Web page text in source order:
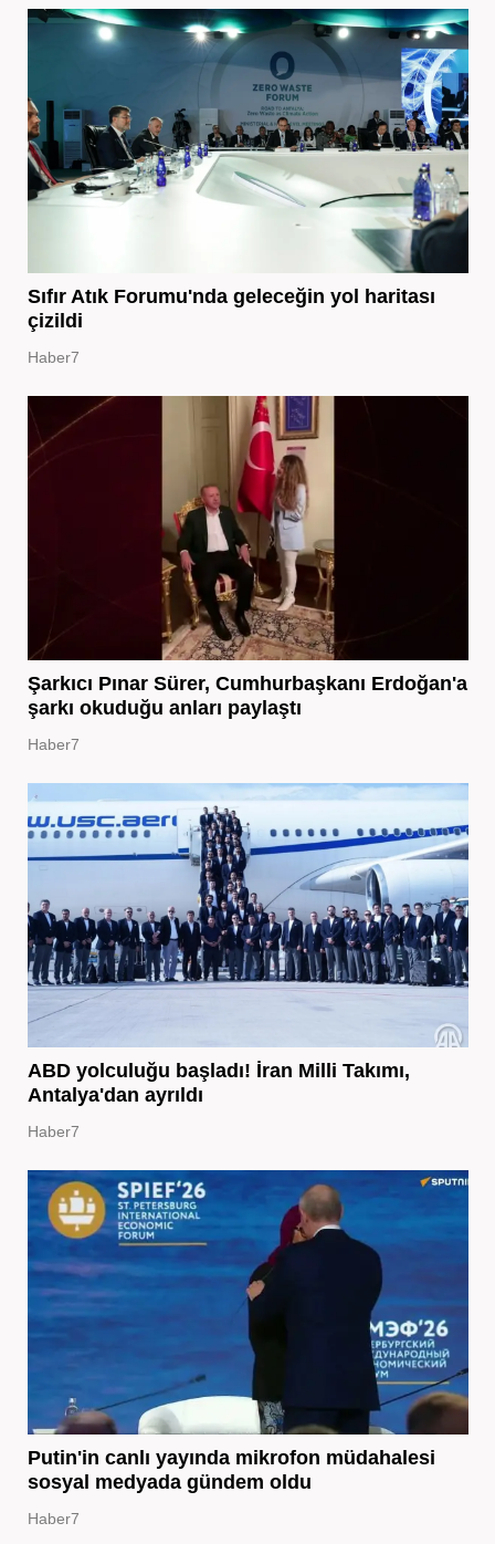
Sıfır Atık Forumu'nda geleceğin yol haritası
çizildi
Haber7
Şarkıcı Pınar Sürer, Cumhurbaşkanı Erdoğan'a
şarkı okuduğu anları paylaştı
Haber7
ABD yolculuğu başladı! İran Milli Takımı,
Antalya'dan ayrıldı
Haber7
Putin'in canlı yayında mikrofon müdahalesi
sosyal medyada gündem oldu
Haber7